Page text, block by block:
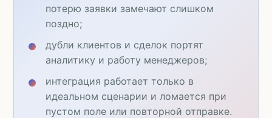
потерю заявки замечают слишком
поздно;
дубли клиентов и сделок портят
аналитику и работу менеджеров;
интеграция работает только в
идеальном сценарии и ломается при
пустом поле или повторной отправке.